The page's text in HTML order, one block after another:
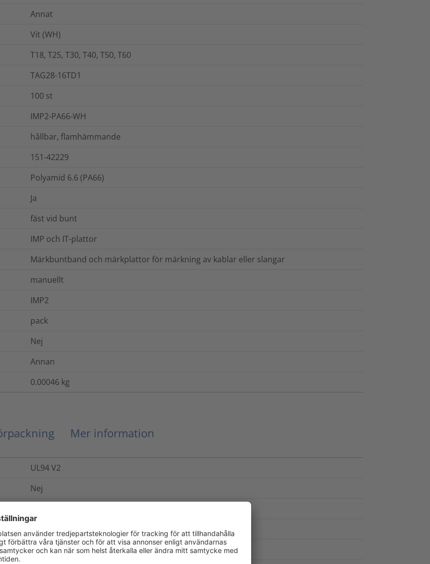
Annat
Vit (WH)
T18, T25, T30, T40, T50, T60
TAG28-16TD1
100 st
IMP2-PA66-WH
hållbar, flamhämmande
151-42229
Polyamid 6.6 (PA66)
Ja
fäst vid bunt
IMP och IT-plattor
Märkbuntband och märkplattor för märkning av kablar eller slangar
manuellt
IMP2
pack
Nej
Annan
0.00046 kg
Mer information
UL94 V2
Nej
Ja
Nej